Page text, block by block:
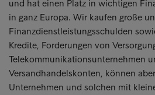
und hat einen Platz in wichtigen
in ganz Europa. Wir kaufen große
Finanzdienstleistungsschulden
Kredite, Forderungen von
Telekommunikationsunternehmen
Versandhandelskonten, können
Unternehmen und solchen mit